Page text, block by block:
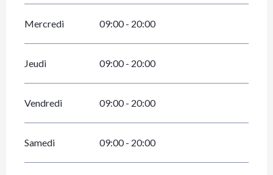
Mercredi 09:00 - 20:00
Jeudi 09:00 - 20:00
Vendredi 09:00 - 20:00
Samedi 09:00 - 20:00